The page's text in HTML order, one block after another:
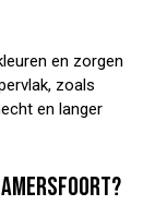
en zorgen
zoals
en langer